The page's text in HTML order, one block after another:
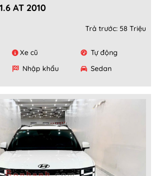
AT 2010
Trả trước: 58 Triệu
Xe cũ
Tự động
Nhập khẩu Sedan